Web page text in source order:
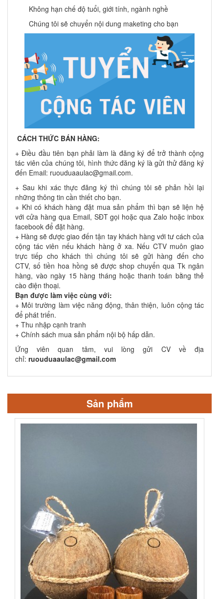
Không hạn chế độ tuổi, giới tính, ngành nghề
Chúng tôi sẽ chuyển nội dung maketing cho bạn
CÁCH THỨC BÁN HÀNG:
+ Điều đầu tiên bạn phải làm là đăng ký để trở thành cộng
tác viên của chúng tôi, hình thức đăng ký là gửi thử đăng ký
đến Email: ruouduaaulac@gmail.com.
+ Sau khi xác thực đăng ký thì chúng tôi sẽ phản hồi lại
những thông tin cần thiết cho bạn.
+ Khi có khách hàng đặt mua sản phẩm thì bạn sẽ liện hệ
với cửa hàng qua Email, SĐT gọi hoặc qua Zalo hoặc inbox
facebook để đặt hàng.
+ Hàng sẽ được giao đến tận tay khách hàng với tư cách của
cộng tác viên nếu khách hàng ở xa. Nếu CTV muôn giao
trực tiếp cho khách thì chúng tôi sẽ gửi hàng đến cho
CTV, số tiền hoa hồng sẽ được shop chuyển qua Tk ngân
hàng, vào ngày 15 hàng tháng hoặc thanh toán bằng thẻ
cào điện thoại.
Bạn được làm việc cùng với:
+ Môi trường làm việc năng động, thân thiện, luôn cộng tác
để phát triển.
+ Thu nhập cạnh tranh
+ Chính sách mua sản phẩm nội bộ hấp dẫn.
Ứng viên quan tâm, vui lòng gửi CV về địa
chỉ: ruouduaaulac@gmail.com
Sản phẩm